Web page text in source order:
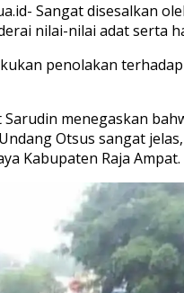
Sangat disesalkan
nilai-nilai adat serta
penolakan
menegaskan
Otsus sangat
Kabupaten Raja Ampat.